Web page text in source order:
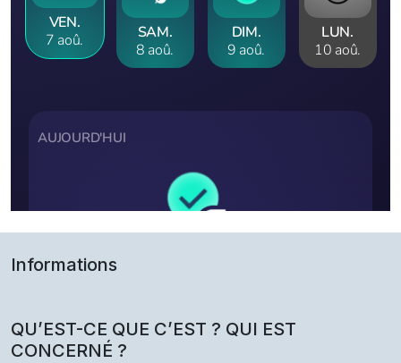
Informations
QU’EST-CE QUE C’EST ? QUI EST
CONCERNÉ ?